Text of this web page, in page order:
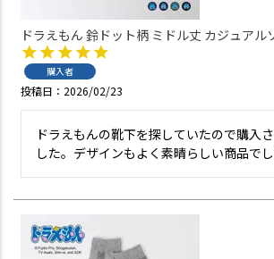
ドラえもん 鈴ドット柄 ミドル丈 カジュアル
本製 02462104
購入者
投稿日 2026/02/23
ドラえもんの靴下を探していたので購入
した。デザインもよく素晴らしい商品でし